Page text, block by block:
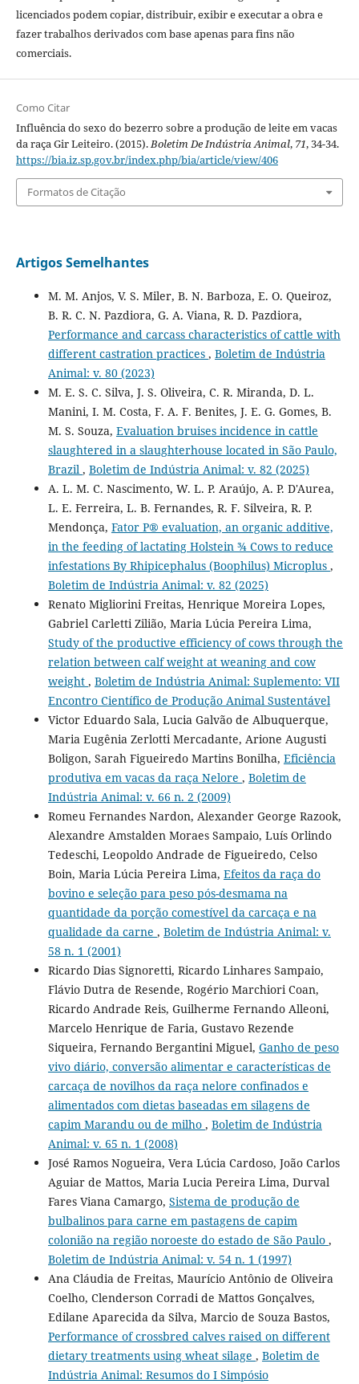
licenciados podem copiar, distribuir, exibir e executar a obra e
fazer trabalhos derivados com base apenas para fins não
comerciais.
Como Citar
Influência do sexo do bezerro sobre a produção de leite em vacas
da raça Gir Leiteiro. (2015).Boletim De Indústria Animal, 71, 34-34.
https://bia.iz.sp.gov.br/index.php/bia/article/view/406
Formatos de Citação
Artigos Semelhantes
M. M. Anjos, V. S. Miler, B. N. Barboza, E. O. Queiroz,
B. R. C. N. Pazdiora, G. A. Viana, R. D. Pazdiora,
Performance and carcass characteristics of cattle with
different castration practices , Boletim de Indústria
Animal: v. 80 (2023)
M. E. S. C. Silva, J. S. Oliveira, C. R. Miranda, D. L.
Manini, I. M. Costa, F. A. F. Benites, J. E. G. Gomes, B.
M. S. Souza, Evaluation bruises incidence in cattle
slaughtered in a slaughterhouse located in São Paulo,
Brazil , Boletim de Indústria Animal: v. 82 (2025)
A. L. M. C. Nascimento, W. L. P. Araújo, A. P. D'Aurea,
L. E. Ferreira, L. B. Fernandes, R. F. Silveira, R. P.
Mendonça, Fator P® evaluation, an organic additive,
in the feeding of lactating Holstein ¾ Cows to reduce
infestations By Rhipicephalus (Boophilus) Microplus ,
Boletim de Indústria Animal: v. 82 (2025)
Renato Migliorini Freitas, Henrique Moreira Lopes,
Gabriel Carletti Zilião, Maria Lúcia Pereira Lima,
Study of the productive efficiency of cows through the
relation between calf weight at weaning and cow
weight , Boletim de Indústria Animal: Suplemento: VII
Encontro Científico de Produção Animal Sustentável
Victor Eduardo Sala, Lucia Galvão de Albuquerque,
Maria Eugênia Zerlotti Mercadante, Arione Augusti
Boligon, Sarah Figueiredo Martins Bonilha, Eficiência
produtiva em vacas da raça Nelore , Boletim de
Indústria Animal: v. 66 n. 2 (2009)
Romeu Fernandes Nardon, Alexander George Razook,
Alexandre Amstalden Moraes Sampaio, Luís Orlindo
Tedeschi, Leopoldo Andrade de Figueiredo, Celso
Boin, Maria Lúcia Pereira Lima, Efeitos da raça do
bovino e seleção para peso pós-desmama na
quantidade da porção comestível da carcaça e na
qualidade da carne , Boletim de Indústria Animal: v.
58 n. 1 (2001)
Ricardo Dias Signoretti, Ricardo Linhares Sampaio,
Flávio Dutra de Resende, Rogério Marchiori Coan,
Ricardo Andrade Reis, Guilherme Fernando Alleoni,
Marcelo Henrique de Faria, Gustavo Rezende
Siqueira, Fernando Bergantini Miguel, Ganho de peso
vivo diário, conversão alimentar e características de
carcaça de novilhos da raça nelore confinados e
alimentados com dietas baseadas em silagens de
capim Marandu ou de milho , Boletim de Indústria
Animal: v. 65 n. 1 (2008)
José Ramos Nogueira, Vera Lúcia Cardoso, João Carlos
Aguiar de Mattos, Maria Lucia Pereira Lima, Durval
Fares Viana Camargo, Sistema de produção de
bulbalinos para carne em pastagens de capim
colonião na região noroeste do estado de São Paulo ,
Boletim de Indústria Animal: v. 54 n. 1 (1997)
Ana Cláudia de Freitas, Maurício Antônio de Oliveira
Coelho, Clenderson Corradi de Mattos Gonçalves,
Edilane Aparecida da Silva, Marcio de Souza Bastos,
Performance of crossbred calves raised on different
dietary treatments using wheat silage , Boletim de
Indústria Animal: Resumos do I Simpósio